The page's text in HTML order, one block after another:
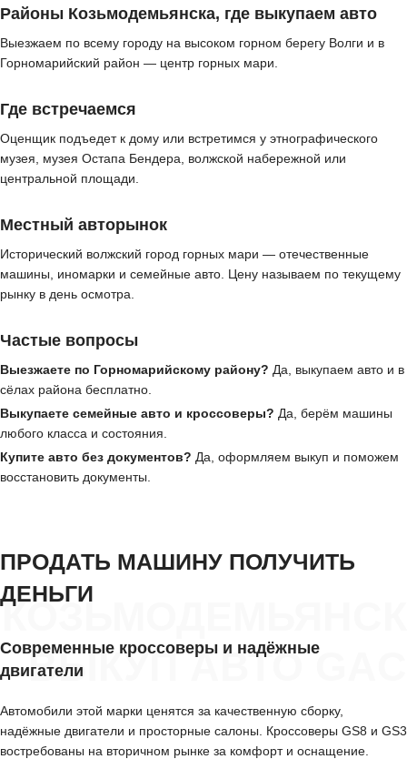
Районы Козьмодемьянска, где выкупаем авто
Выезжаем по всему городу на высоком горном берегу Волги и в
Горномарийский район — центр горных мари.
Где встречаемся
Оценщик подъедет к дому или встретимся у этнографического
музея, музея Остапа Бендера, волжской набережной или
центральной площади.
Местный авторынок
Исторический волжский город горных мари — отечественные
машины, иномарки и семейные авто. Цену называем по текущему
рынку в день осмотра.
Частые вопросы
Выезжаете по Горномарийскому району? Да, выкупаем авто и в
сёлах района бесплатно.
Выкупаете семейные авто и кроссоверы? Да, берём машины
любого класса и состояния.
Купите авто без документов? Да, оформляем выкуп и поможем
восстановить документы.
КОЗЬМОДЕМЬЯНСК
ВЫКУП АВТО GAC
ПРОДАТЬ МАШИНУ ПОЛУЧИТЬ
ДЕНЬГИ
Современные кроссоверы и надёжные
двигатели
Автомобили этой марки ценятся за качественную сборку,
надёжные двигатели и просторные салоны. Кроссоверы GS8 и GS3
востребованы на вторичном рынке за комфорт и оснащение.